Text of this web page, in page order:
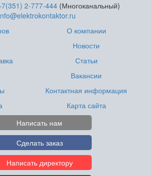
2-777-444(Многоканальный)
О компании
Новости
Статьи
Вакансии
Контактная информация
Карта сайта
Написать нам
Сделать заказ
Написать директору